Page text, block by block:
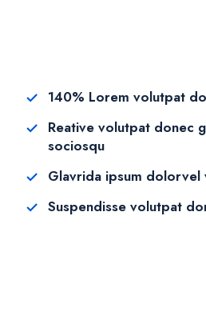
140% Lorem volutpat
Reative volutpat donec
sociosqu
Glavrida ipsum dolorvel
Suspendisse volutpat